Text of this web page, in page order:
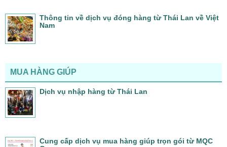
Thông tin về dịch vụ đóng hàng từ Thái Lan về Việt
Nam
MUA HÀNG GIÚP
Dịch vụ nhập hàng từ Thái Lan
Cung cấp dịch vụ mua hàng giúp trọn gói từ MQC